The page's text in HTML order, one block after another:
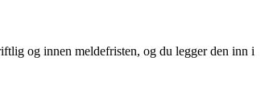
og innen meldefristen, og du legger den inn i